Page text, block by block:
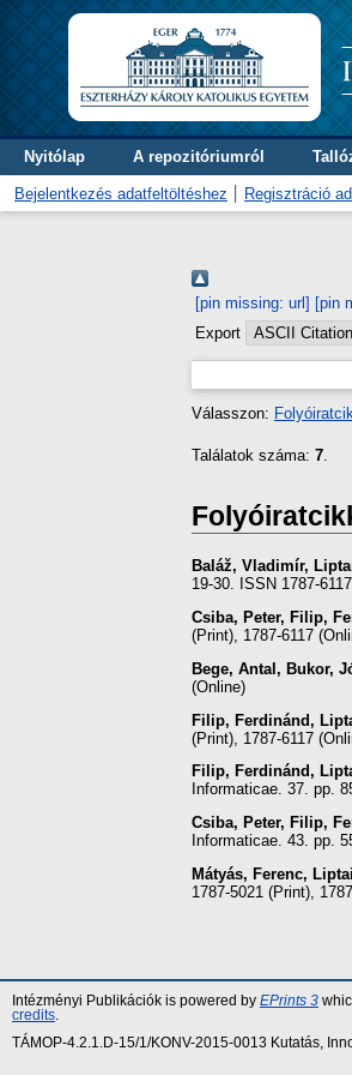
Nyitólap A repozitóriumról
Bejelentkezés adatfeltöltéshez Regisztráció
[pin missing: url] [pin
Export
Válasszon:
Találatok száma: 7.
Baláž, Vladimír,
19-30. ISSN 1787-
Csiba, Peter, Filip,
(Print), 1787-6117
Bege, Antal, Bukor,
(Online)
Filip, Ferdinánd,
(Print), 1787-6117
Filip, Ferdinánd ,
Informaticae. 37. pp.
Csiba, Peter, Filip,
Informaticae. 43. pp.
Mátyás, Ferenc,
1787-5021 (Print),
Intézményi Publikációk is powered by EPrints 3
credits
TÁMOP-4.2.1.D-15/1/KONV-2015-0013 Kutatás,